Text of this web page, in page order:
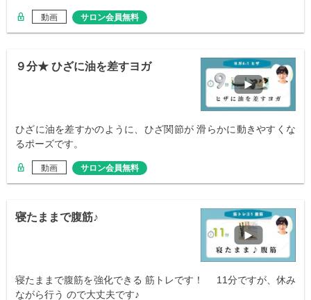
動画 サロン会員無料
９分★ ひざに油を差すヨガ
ひざに油を差すかのように、ひざ関節が 滑らかに動きやすくな
るポーズです。
動画 サロン会員無料
寝たままで腹筋♪
寝たままで腹筋を強化できる 筋トレです！ 11分ですが、休み
ながら行う ので大丈夫です♪